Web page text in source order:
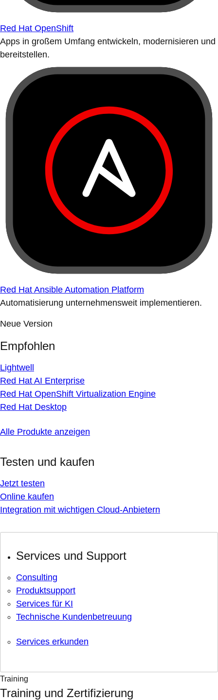
Red Hat OpenShift
Apps in großem Umfang entwickeln, modernisieren und
bereitstellen.
Red Hat Ansible Automation Platform
Automatisierung unternehmensweit implementieren.
Neue Version
Empfohlen
Lightwell
Red Hat AI Enterprise
Red Hat OpenShift Virtualization Engine
Red Hat Desktop
Alle Produkte anzeigen
Testen und kaufen
Jetzt testen
Online kaufen
Integration mit wichtigen Cloud-Anbietern
Services und Support
Consulting
Produktsupport
Services für KI
Technische Kundenbetreuung
Services erkunden
Training
Training und Zertifizierung